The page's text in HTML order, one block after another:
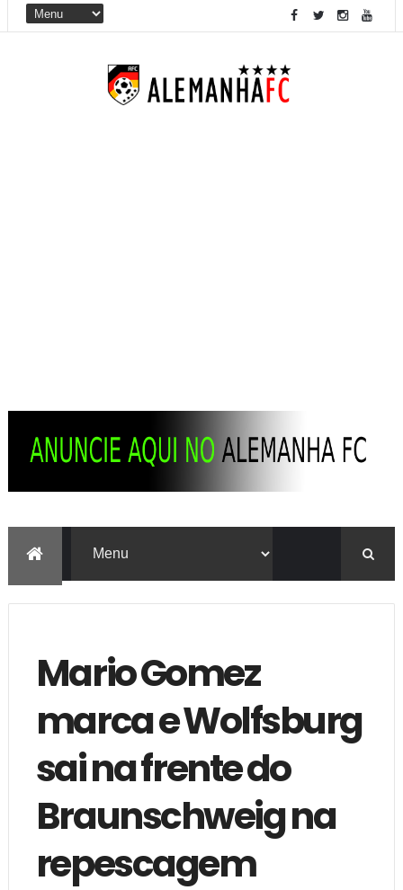
Mario Gomez
marca e Wolfsburg
sai na frente do
Braunschweig na
repescagem